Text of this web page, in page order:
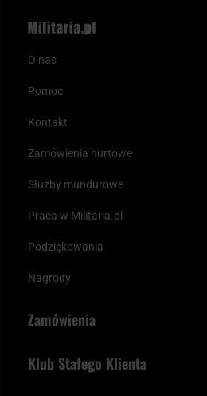
O nas
Pomoc
Kontakt
Zamówienia hurtowe
Służby mundurowe
Praca w Militaria.pl
Podziękowania
Nagrody
Zamówienia
Klub Stałego Klienta